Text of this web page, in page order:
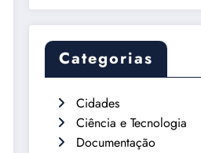
Categorias
Cidades
Ciência e Tecnologia
Documentação